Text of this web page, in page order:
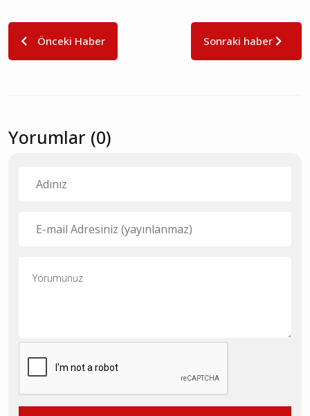
Önceki Haber Sonraki haber
Yorumlar (0)